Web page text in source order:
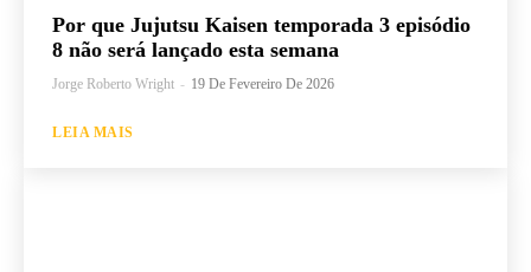
Por que Jujutsu Kaisen temporada 3 episódio
8 não será lançado esta semana
Jorge Roberto Wright - 19 De Fevereiro De 2026
LEIA MAIS